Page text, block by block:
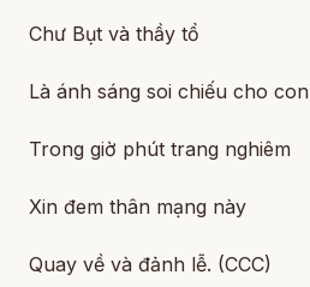
Chư Bụt và thầy tổ
Là ánh sáng soi chiếu cho con
Trong giờ phút trang nghiêm
Xin đem thân mạng này
Quay về và đảnh lễ. (CCC)